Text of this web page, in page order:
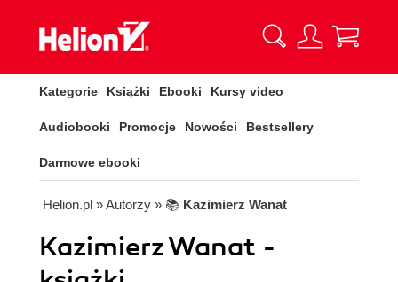
Kategorie Książki Ebooki Kursy video
Audiobooki Promocje Nowości Bestsellery
Darmowe ebooki
Helion.pl » Autorzy » 📚 Kazimierz Wanat
Kazimierz Wanat -